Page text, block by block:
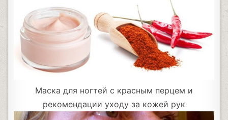
Маска для ногтей с красным перцем и
рекомендации уходу за кожей рук